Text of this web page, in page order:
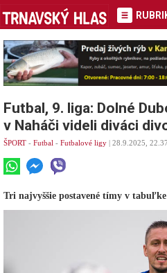
Futbal, 9. liga: Dolné
v Naháči videli diváci
ŠPORT - Futbal - Futbalové ligy | 28.9.2025,
Tri najvyššie postavené tímy v